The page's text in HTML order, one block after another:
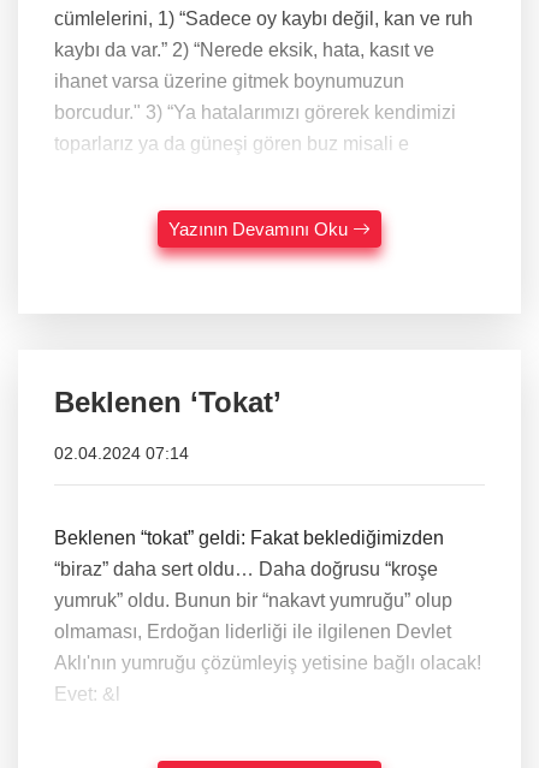
cümlelerini, 1) “Sadece oy kaybı değil, kan ve ruh
kaybı da var.” 2) “Nerede eksik, hata, kasıt ve
ihanet varsa üzerine gitmek boynumuzun
borcudur." 3) “Ya hatalarımızı görerek kendimizi
toparlarız ya da güneşi gören buz misali e
Yazının Devamını Oku
Beklenen ‘Tokat’
02.04.2024 07:14
Beklenen “tokat” geldi: Fakat beklediğimizden
“biraz” daha sert oldu… Daha doğrusu “kroşe
yumruk” oldu. Bunun bir “nakavt yumruğu” olup
olmaması, Erdoğan liderliği ile ilgilenen Devlet
Aklı'nın yumruğu çözümleyiş yetisine bağlı olacak!
Evet: &l